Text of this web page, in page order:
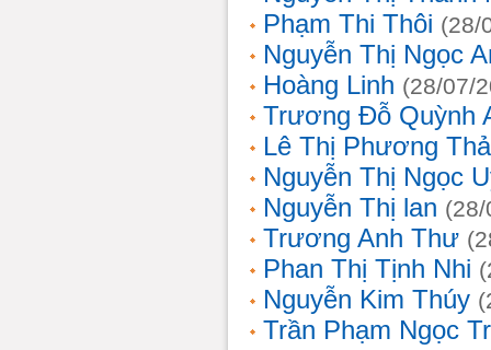
Phạm Thi Thôi (28/
Nguyễn Thị Ngọc
Hoàng Linh (28/07/
Trương Đỗ Quỳnh
Lê Thị Phương
Nguyễn Thị Ngọc
Nguyễn Thị lan
Trương Anh Thư
Phan Thị Tịnh Nhi
Nguyễn Kim Thúy
Trần Phạm Ngọc